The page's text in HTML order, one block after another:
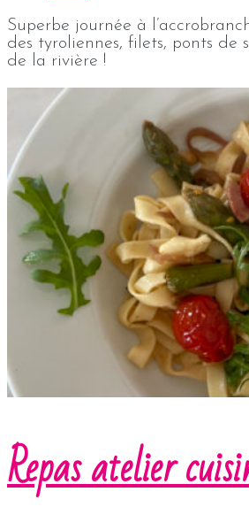
Superbe journée à
des tyroliennes, filets, ponts de
de la rivière !
Repas atelier